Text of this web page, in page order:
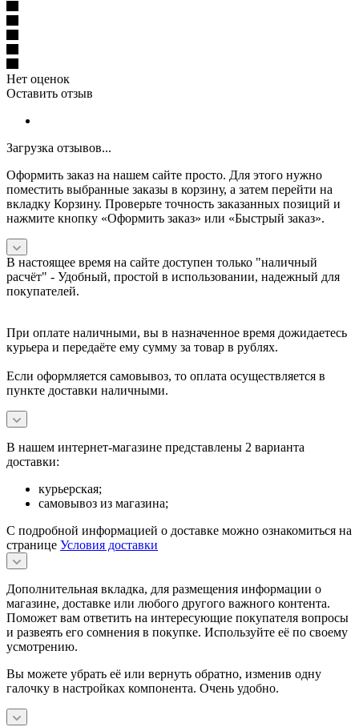
Нет оценок
Оставить отзыв
Загрузка отзывов...
Оформить заказ на нашем сайте просто. Для этого нужно
поместить выбранные заказы в корзину, а затем перейти на
вкладку Корзину. Проверьте точность заказанных позиций и
нажмите кнопку «Оформить заказ» или «Быстрый заказ».
В настоящее время на сайте доступен только "наличный
расчёт" - Удобный, простой в использовании, надежный для
покупателей.
При оплате наличными, вы в назначенное время дожидаетесь
курьера и передаёте ему сумму за товар в рублях.
Если оформляется самовывоз, то оплата осуществляется в
пункте доставки наличными.
В нашем интернет-магазине представлены 2 варианта
доставки:
курьерская;
самовывоз из магазина;
С подробной информацией о доставке можно ознакомиться на
странице Условия доставки
Дополнительная вкладка, для размещения информации о
магазине, доставке или любого другого важного контента.
Поможет вам ответить на интересующие покупателя вопросы
и развеять его сомнения в покупке. Используйте её по своему
усмотрению.
Вы можете убрать её или вернуть обратно, изменив одну
галочку в настройках компонента. Очень удобно.